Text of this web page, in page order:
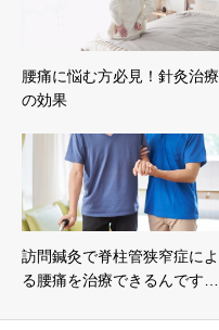
腰痛に悩む方必見！針灸治療
の効果
訪問鍼灸で脊柱管狭窄症によ
る腰痛を治療できるんです…